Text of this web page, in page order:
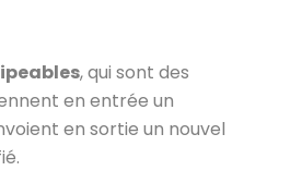
, qui sont des
en entrée un
en sortie un nouvel